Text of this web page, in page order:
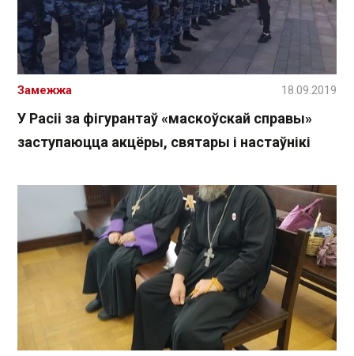
У Расіі за фігурантаў «маскоўскай справы»
заступаюцца акцёры, святары і настаўнікі
Замежжа 18.09.2019